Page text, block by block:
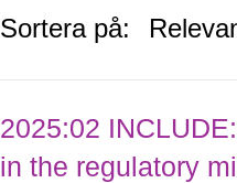
Sortera på:
2025:02
in the regulatory